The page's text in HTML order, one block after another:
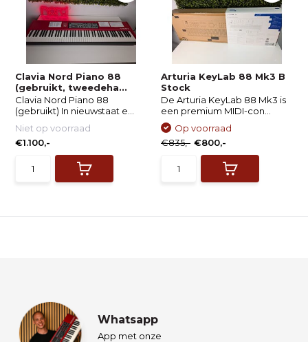
Clavia Nord Piano 88
(gebruikt, tweedeha...
Clavia Nord Piano 88
(gebruikt) In nieuwstaat e...
Niet op voorraad
€1.100,-
Arturia KeyLab 88 Mk3 B
Stock
De Arturia KeyLab 88 Mk3 is
een premium MIDI-con...
Op voorraad
€835,- €800,-
Whatsapp
App met onze